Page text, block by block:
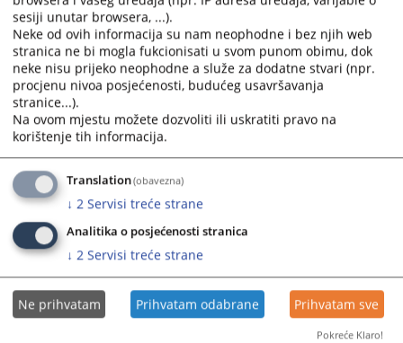
the
question
mark
key
to
get
the
keyboard
shortcuts
for
changing
dates.
the
question
mark
key
to
get
the
keyboard
shortcuts
for
changing
dates.
23.01.2023.
Travniku za period 1.1.-31.12.2022. g.
23.01.2023.
Godišnje izvješće o radu suda za 2022. godinu
20.01.2023.
Izvješće o poštivanju optimalnih i predvidivih rokova u
Kantonalnom sudu u Novom Travniku za period
1.1.-31.12.2022. godine
sesiji unutar browsera, ...).
Neke od ovih informacija su nam neophodne i bez njih web
stranica ne bi mogla fukcionisati u svom punom obimu, dok
neke nisu prijeko neophodne a služe za dodatne stvari (npr.
procjenu nivoa posjećenosti, budućeg usavršavanja
stranice...).
Na ovom mjestu možete dozvoliti ili uskratiti pravo na
korištenje tih informacija.
Translation(obavezna)
↓ 2 Servisi treće strane
Analitika o posjećenosti stranica
↓ 2 Servisi treće strane
Ne prihvatam Prihvatam odabrane Prihvatam sve
Pokreće Klaro!